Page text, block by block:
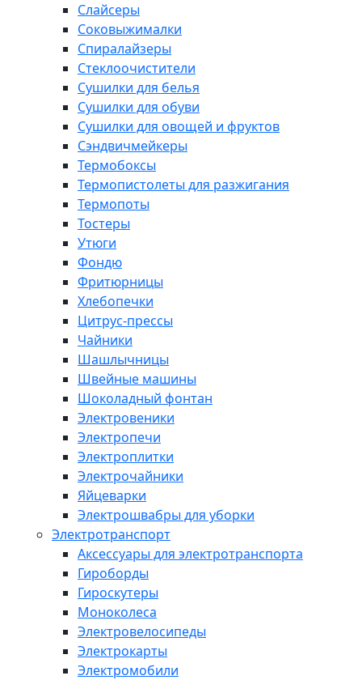
Слайсеры
Соковыжималки
Спиралайзеры
Стеклоочистители
Сушилки для белья
Сушилки для обуви
Сушилки для овощей и фруктов
Сэндвичмейкеры
Термобоксы
Термопистолеты для разжигания
Термопоты
Тостеры
Утюги
Фондю
Фритюрницы
Хлебопечки
Цитрус-прессы
Чайники
Шашлычницы
Швейные машины
Шоколадный фонтан
Электровеники
Электропечи
Электроплитки
Электрочайники
Яйцеварки
Электрошвабры для уборки
Электротранспорт
Аксессуары для электротранспорта
Гироборды
Гироскутеры
Моноколеса
Электровелосипеды
Электрокарты
Электромобили